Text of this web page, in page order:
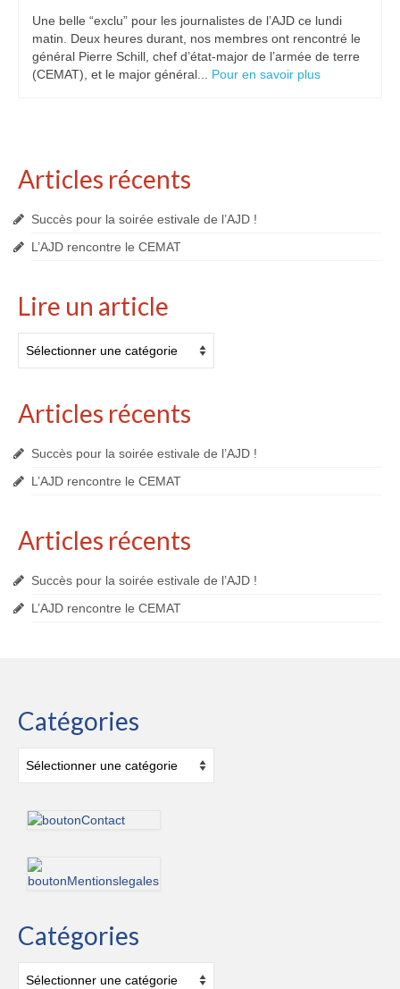
Une belle “exclu” pour les journalistes de l’AJD ce lundi
matin. Deux heures durant, nos membres ont rencontré le
général Pierre Schill, chef d’état-major de l’armée de terre
(CEMAT), et le major général... Pour en savoir plus
Articles récents
Succès pour la soirée estivale de l’AJD !
L’AJD rencontre le CEMAT
Lire un article
un
Articles récents
Succès pour la soirée estivale de l’AJD !
L’AJD rencontre le CEMAT
Articles récents
Succès pour la soirée estivale de l’AJD !
L’AJD rencontre le CEMAT
Catégories
Catégories